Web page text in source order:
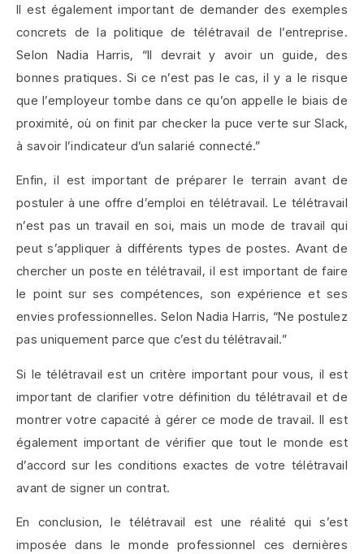
Il est également important de demander des exemples
concrets de la politique de télétravail de l’entreprise.
Selon Nadia Harris, “Il devrait y avoir un guide, des
bonnes pratiques. Si ce n’est pas le cas, il y a le risque
que l’employeur tombe dans ce qu’on appelle le biais de
proximité, où on finit par checker la puce verte sur Slack,
à savoir l’indicateur d’un salarié connecté.”
Enfin, il est important de préparer le terrain avant de
postuler à une offre d’emploi en télétravail. Le télétravail
n’est pas un travail en soi, mais un mode de travail qui
peut s’appliquer à différents types de postes. Avant de
chercher un poste en télétravail, il est important de faire
le point sur ses compétences, son expérience et ses
envies professionnelles. Selon Nadia Harris, “Ne postulez
pas uniquement parce que c’est du télétravail.”
Si le télétravail est un critère important pour vous, il est
important de clarifier votre définition du télétravail et de
montrer votre capacité à gérer ce mode de travail. Il est
également important de vérifier que tout le monde est
d’accord sur les conditions exactes de votre télétravail
avant de signer un contrat.
En conclusion, le télétravail est une réalité qui s’est
imposée dans le monde professionnel ces dernières